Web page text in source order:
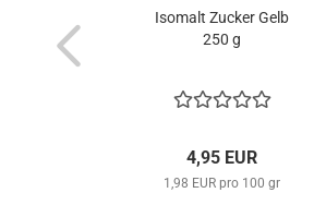
Isomalt Zucker Gelb
250 g
4,95 EUR
1,98 EUR pro 100 gr